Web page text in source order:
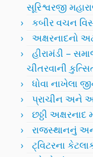
સૂરિશ્વરજી
કબીર વચન
અક્ષરનાદનો
હીરામંડી –
ચીતરવાની
ધોવા નાખેલા
પ્રાચીન અને
છઠ્ઠી અક્ષરનાદ
રાજસ્થાનનું
ટ્વિટરના